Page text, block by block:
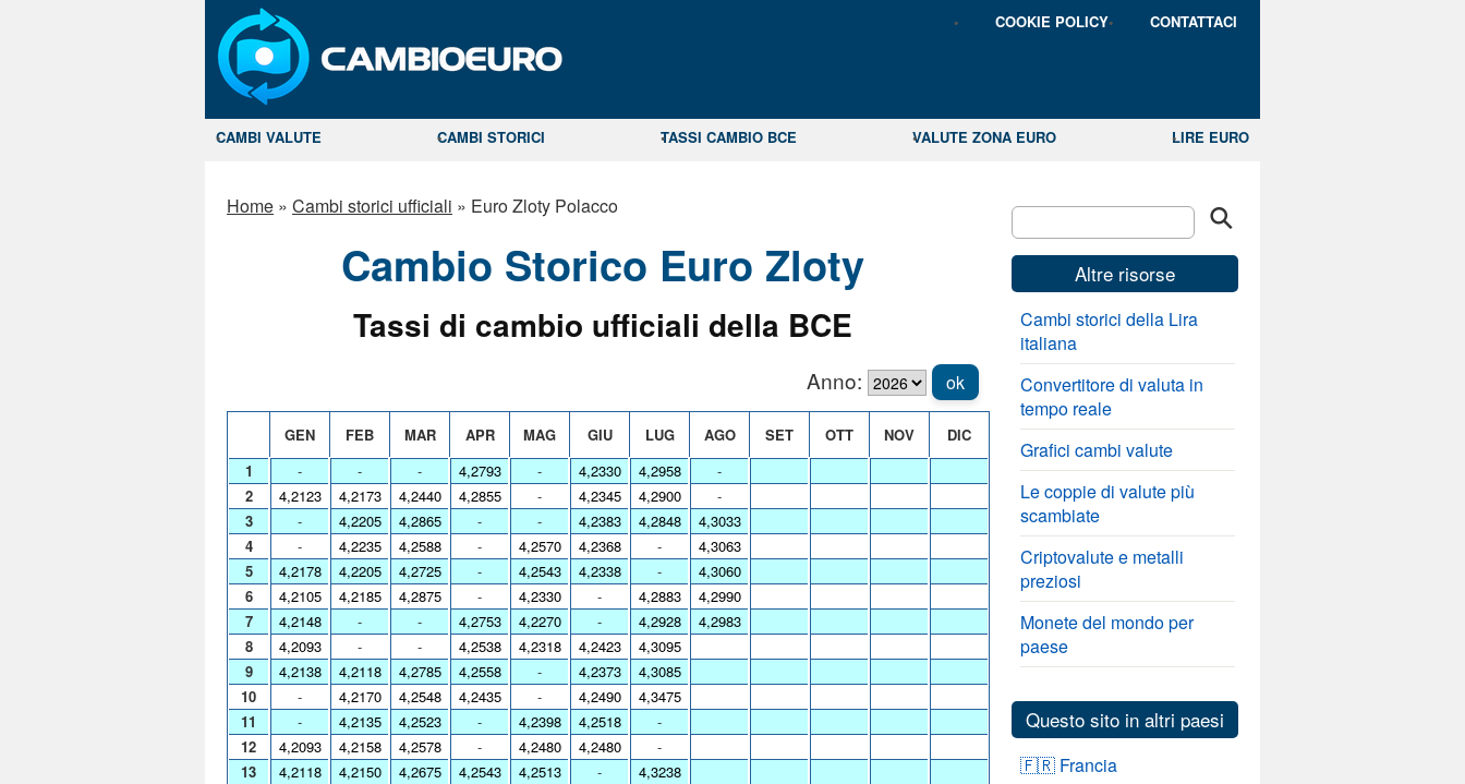
COOKIE POLICY CONTATTACI
CAMBI VALUTE CAMBI STORICI TASSI CAMBIO BCE VALUTE ZONA EURO LIRE EURO
Home » Cambi storici ufficiali » Euro Zloty Polacco
Cambio Storico Euro Zloty
Tassi di cambio ufficiali della BCE
Anno: ok
GEN FEB MAR APR MAG GIU LUG AGO SET OTT NOV
DIC
1
2
3
4
5
6
7
8
9
10
11
12
13
-
4,2123
-
-
4,2178
4,2105
4,2148
4,2093
4,2138
-
-
4,2093
4,2118
-
4,2173
4,2205
4,2235
4,2205
4,2185
-
-
4,2118
4,2170
4,2135
4,2158
4,2150
-
4,2440
4,2865
4,2588
4,2725
4,2875
-
-
4,2785
4,2548
4,2523
4,2578
4,2675
4,2793
4,2855
-
-
-
-
4,2753
4,2538
4,2558
4,2435
-
-
4,2543
-
-
-
4,2570
4,2543
4,2330
4,2270
4,2318
-
-
4,2398
4,2480
4,2513
4,2330
4,2345
4,2383
4,2368
4,2338
-
-
4,2423
4,2373
4,2490
4,2518
4,2480
-
4,2958
4,2900
4,2848
-
-
4,2883
4,2928
4,3095
4,3085
4,3475
-
-
4,3238
-
-
4,3033
4,3063
4,3060
4,2990
4,2983
Altre risorse
Cambi storici della Lira
italiana
Convertitore di valuta in
tempo reale
Grafici cambi valute
Le coppie di valute più
scambiate
Criptovalute e metalli
preziosi
Monete del mondo per
paese
Questo sito in altri paesi
🇫🇷 Francia